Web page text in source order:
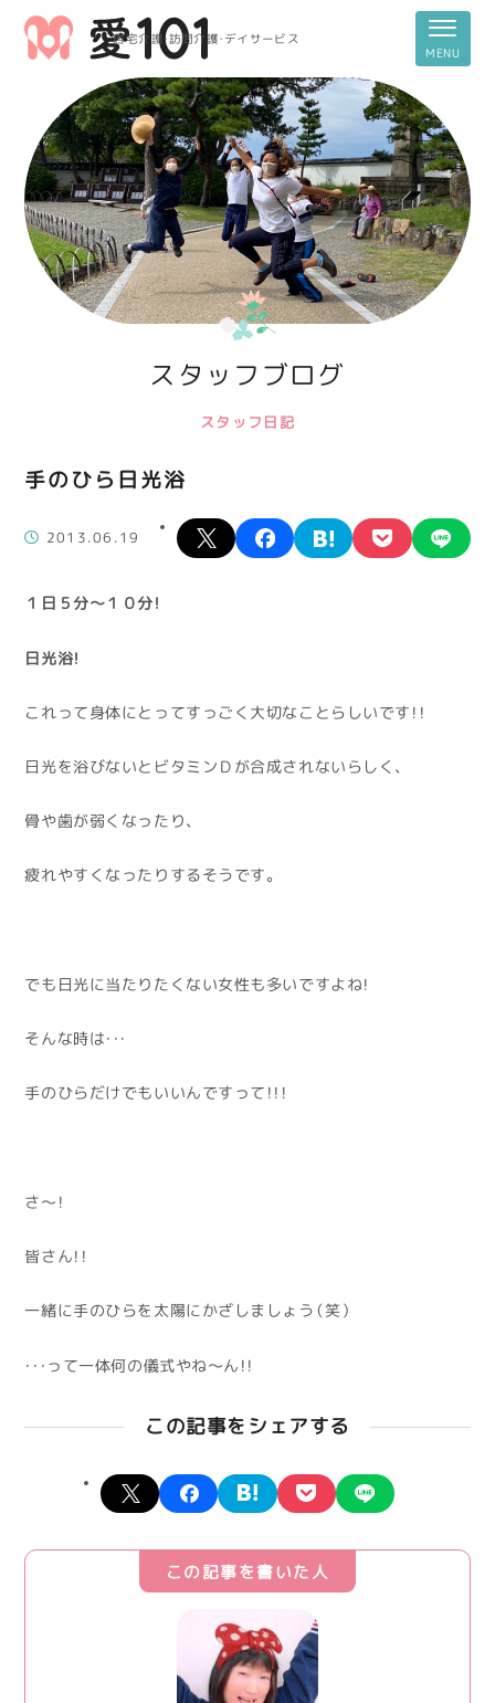
居宅介護・訪問介護・デイサービス
スタッフブログ
スタッフ日記
手のひら日光浴
2013.06.19
X facebookhatena pocket
１日５分～１０分！
日光浴！
これって身体にとってすっごく大切なことらしいです！！
日光を浴びないとビタミンＤが合成されないらしく、
骨や歯が弱くなったり、
疲れやすくなったりするそうです。
でも日光に当たりたくない女性も多いですよね！
そんな時は・・・
手のひらだけでもいいんですって！！！
さ～！
皆さん！！
一緒に手のひらを太陽にかざしましょう（笑）
・・・って一体何の儀式やね～ん！！
この記事をシェアする
X facebookhatena pocket
この記事を書いた人